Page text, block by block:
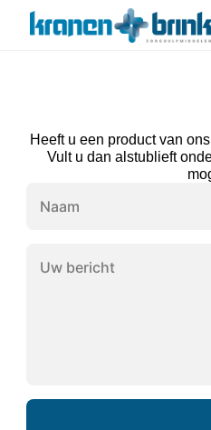
Heeft u een product van
Vult u dan alstublieft